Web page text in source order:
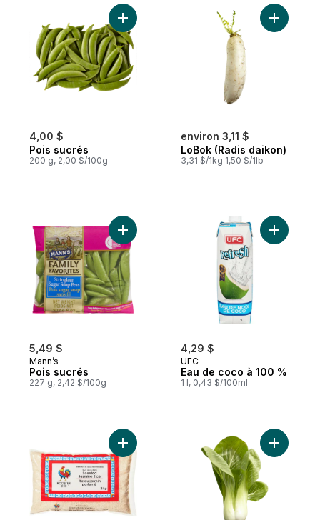
4,00 $
Pois sucrés
200 g, 2,00 $/100g
Ajouter Pois sucrés au panier
environ 3,11 $
LoBok (Radis daikon)
3,31 $/1kg 1,50 $/1lb
Ajouter
5,49 $
Mann’s
Pois sucrés
227 g, 2,42 $/100g
Ajouter Pois sucrés au panier
4,29 $
UFC
Eau de coco à 100 %
1 l, 0,43 $/100ml
Ajouter
Ajouter Riz parfumé au jasmin Thai Hom
Ajouter